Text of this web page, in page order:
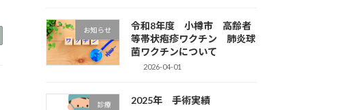
お知らせ
令和8年度 小樽市 高齢者
等帯状疱疹ワクチン 肺炎球
菌ワクチンについて
2026-04-01
診療 2025年 手術実績